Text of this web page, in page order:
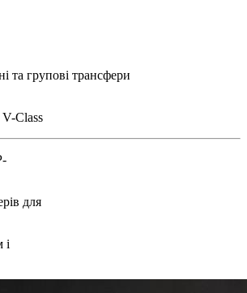
та групові трансфери
Class
для
і